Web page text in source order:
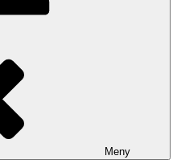
Meny